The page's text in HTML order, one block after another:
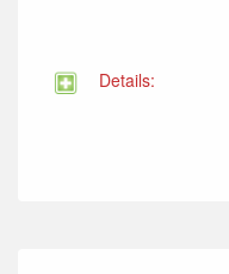
Details: